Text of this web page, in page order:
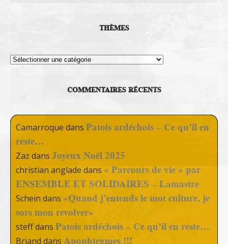
THÈMES
Thèmes
COMMENTAIRES RÉCENTS
Camarroque dans Patois ardéchois – Ce qu’il en
reste…
Zaz dans Joyeux Noël 2025
christian anglade dans « Parcours de vie » par
ENSEMBLE ET SOLIDAIRES – Lamastre
Schein dans «Quand j’entends le mot culture, je
sors mon revolver»
steffdans Patois ardéchois – Ce qu’il en reste…
Briand dans Apophtegmes !!!